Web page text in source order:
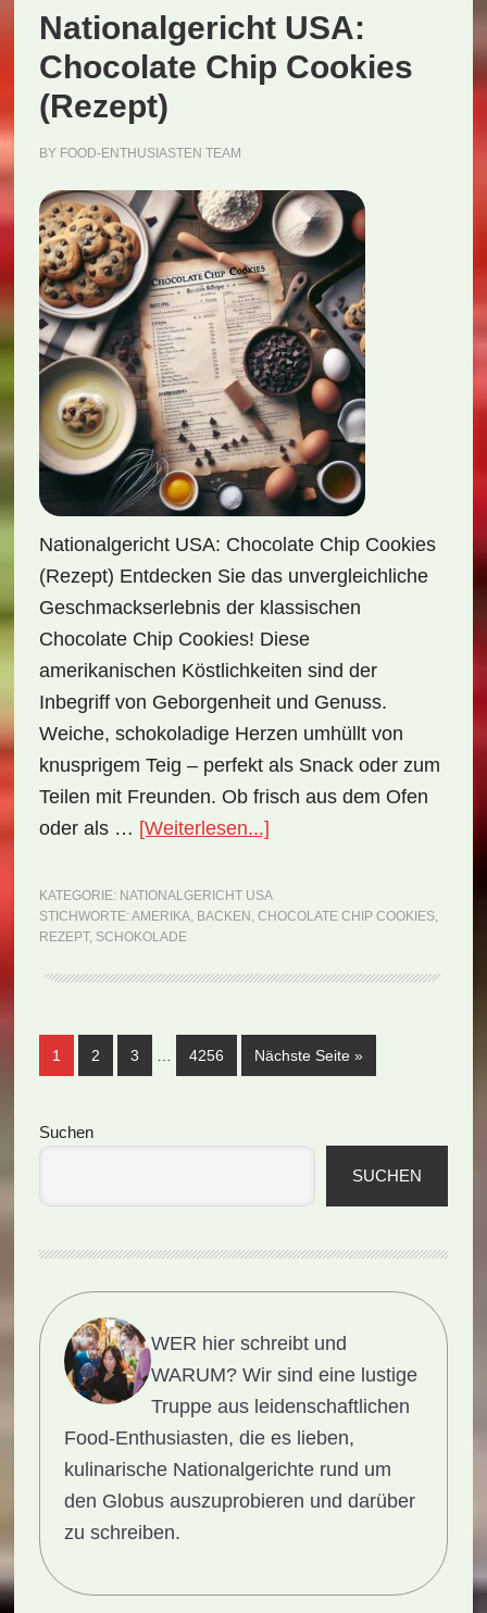
Nationalgericht USA:
Chocolate Chip Cookies
(Rezept)
BY FOOD-ENTHUSIASTEN TEAM
Nationalgericht USA: Chocolate Chip Cookies
(Rezept) Entdecken Sie das unvergleichliche
Geschmackserlebnis der klassischen
Chocolate Chip Cookies! Diese
amerikanischen Köstlichkeiten sind der
Inbegriff von Geborgenheit und Genuss.
Weiche, schokoladige Herzen umhüllt von
knusprigem Teig – perfekt als Snack oder zum
Teilen mit Freunden. Ob frisch aus dem Ofen
oder als … [Weiterlesen...]ÜberNationalgericht
Chocolate
Chip
(Rezept)
KATEGORIE: NATIONALGERICHT USA
STICHWORTE: AMERIKA, BACKEN , CHOCOLATE CHIP COOKIES,
REZEPT, SCHOKOLADE
Seite
1 Seite
2 Seite
3 Seite
4256 Nächste Seite aufrufen
»
Seitenspalte
Suchen
SUCHEN
WER hier schreibt und
WARUM? Wir sind eine lustige
Truppe aus leidenschaftlichen
Food-Enthusiasten, die es lieben,
kulinarische Nationalgerichte rund um
den Globus auszuprobieren und darüber
zu schreiben.